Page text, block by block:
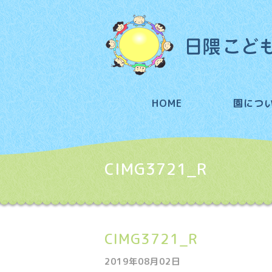
HOME 園につ
CIMG3721_R
CIMG3721_R
2019年08月02日